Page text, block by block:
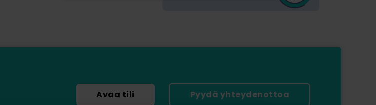
Avaa tili Pyydä yhteydenottoa